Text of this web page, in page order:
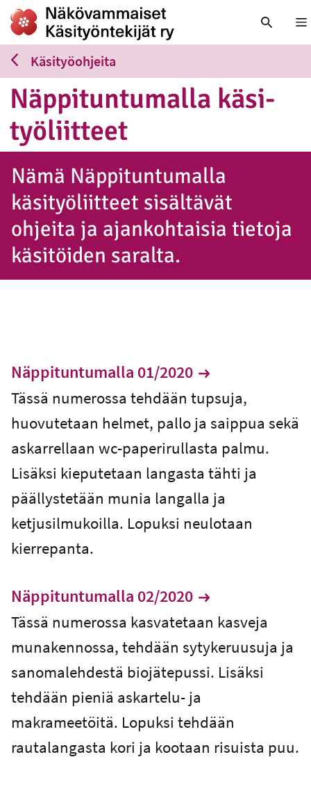
Käsityöohjeita
Näp­pi­tun­tu­mal­la kä­si­
työ­liit­teet
Nämä Näppituntumalla
käsityöliitteet sisältävät
ohjeita ja ajankohtaisia tietoja
käsitöiden saralta.
Näppituntumalla 01/2020
Tässä numerossa tehdään tupsuja,
huovutetaan helmet, pallo ja saippua sekä
askarrellaan wc-paperirullasta palmu.
Lisäksi kieputetaan langasta tähti ja
päällystetään munia langalla ja
ketjusilmukoilla. Lopuksi neulotaan
kierrepanta.
Näppituntumalla 02/2020
Tässä numerossa kasvatetaan kasveja
munakennossa, tehdään sytykeruusuja ja
sanomalehdestä biojätepussi. Lisäksi
tehdään pieniä askartelu- ja
makrameetöitä. Lopuksi tehdään
rautalangasta kori ja kootaan risuista puu.